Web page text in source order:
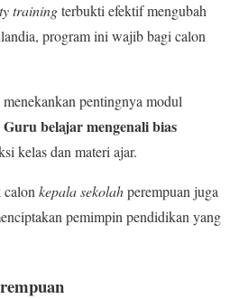
trainingterbukti efektif mengubah
program ini wajib bagi calon
pentingnya modul
Guru belajar mengenali bias
kelas dan materi ajar.
calonkepala sekolahperempuan juga
pemimpin pendidikan yang